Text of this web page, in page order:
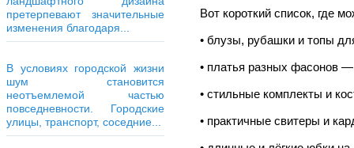
претерпевают значительные
изменения благодаря...
В условиях городской жизни
шум становится
неотъемлемой частью
повседневности. Городские
улицы, транспорт, соседние...
Вот короткий список, где
• блузы, рубашки и топы
• платья разных фасонов
• стильные комплекты и
• практичные свитеры и